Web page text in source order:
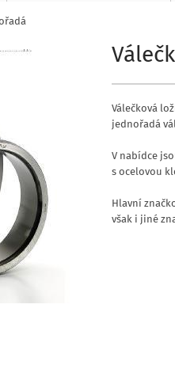
Válečková
jednořadá
V nabídce
s ocelovou
Hlavní
však i jiné